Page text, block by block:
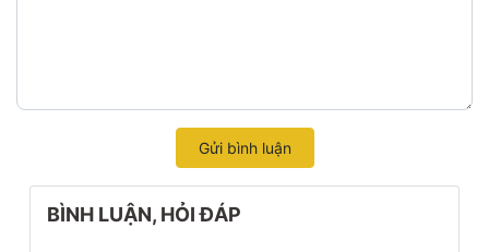
Gửi bình luận
BÌNH LUẬN, HỎI ĐÁP